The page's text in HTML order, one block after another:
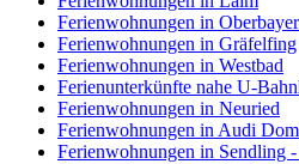
Ferienwohnungen in
Ferienwohnungen in Gräfelfing
Ferienwohnungen in Westbad
Ferienunterkünfte nahe U-
Ferienwohnungen in Neuried
Ferienwohnungen in Audi
Ferienwohnungen in Sendling